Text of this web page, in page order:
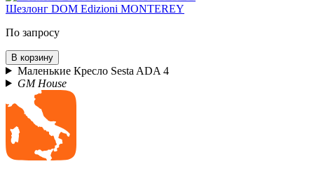
Шезлонг DOM Edizioni MONTEREY
По запросу
В корзину
Маленькие Кресло Sesta ADA 4
GM House